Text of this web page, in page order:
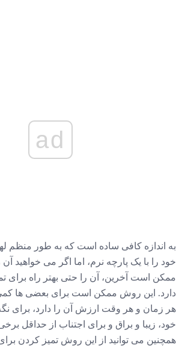
ad
خود را با یک پارچه نرم، اما اگر می خواهید آن
ممکن است آخرین، آن را حتی بهتر راه برای
دارد. این روش ممکن است برای بعضی ها کمی
هر زمان و هر وقت ارزش آن را دارد، برای
خود، زیبا و براق و برای اجتناب از حداقل
همچنین می توانید از این روش تمیز کردن